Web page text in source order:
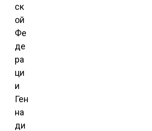
ск
ой
Фе
де
ра
ци
и
Ген
на
ди